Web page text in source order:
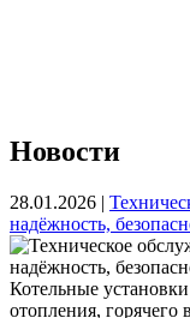
Новости
28.01.2026 |
надёжность,
Котельные
отопления, горячего